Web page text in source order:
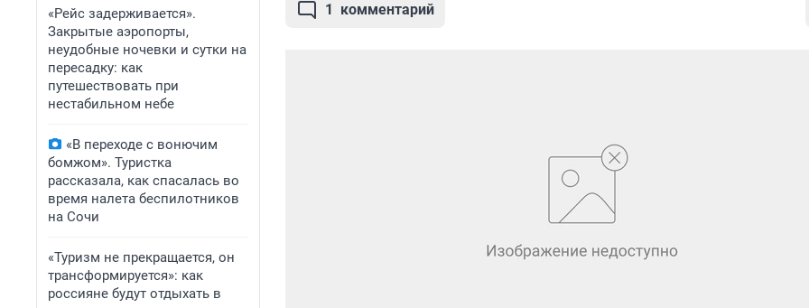
«Рейс задерживается».
Закрытые аэропорты,
неудобные ночевки и сутки на
пересадку: как
путешествовать при
нестабильном небе
«В переходе с вонючим
бомжом». Туристка
рассказала, как спасалась во
время налета беспилотников
на Сочи
«Туризм не прекращается, он
трансформируется»: как
россияне будут отдыхать в
1 комментарий